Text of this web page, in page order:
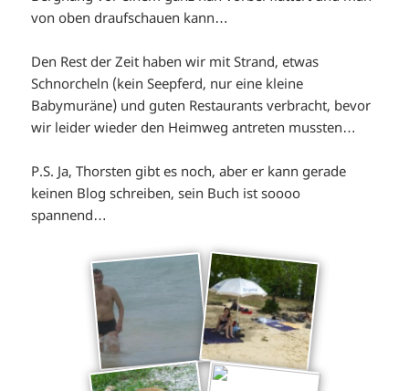
von oben draufschauen kann…
Den Rest der Zeit haben wir mit Strand, etwas
Schnorcheln (kein Seepferd, nur eine kleine
Babymuräne) und guten Restaurants verbracht, bevor
wir leider wieder den Heimweg antreten mussten…
P.S. Ja, Thorsten gibt es noch, aber er kann gerade
keinen Blog schreiben, sein Buch ist soooo
spannend…